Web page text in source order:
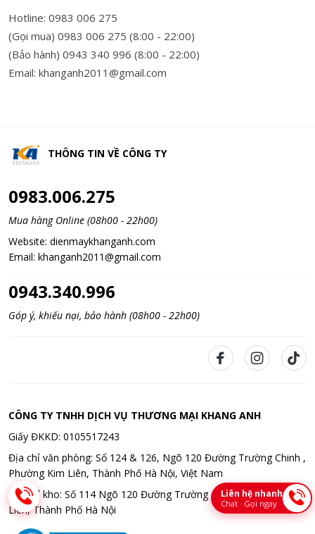
Hotline: 0983 006 275
(Gọi mua) 0983 006 275 (8:00 - 22:00)
(Bảo hành) 0943 340 996 (8:00 - 22:00)
Email: khanganh2011@gmail.com
THÔNG TIN VỀ CÔNG TY
0983.006.275
Mua hàng Online (08h00 - 22h00)
Website: dienmaykhanganh.com
Email: khanganh2011@gmail.com
0943.340.996
Góp ý, khiếu nại, bảo hành (08h00 - 22h00)
CÔNG TY TNHH DỊCH VỤ THƯƠNG MẠI KHANG ANH
Giấy ĐKKD: 0105517243
Địa chỉ văn phòng: Số 124 & 126, Ngõ 120 Đường Trường Chinh ,
Phường Kim Liên, Thành Phố Hà Nội, Việt Nam
Địa chỉ kho: Số 114 Ngõ 120 Đường Trường Chinh , Phường Kim
Liên, Thành Phố Hà Nội
Liên hệ nhanh
Chat · Gọi ngay